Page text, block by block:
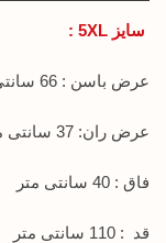
سایز 5XL :
عرض باسن : 66 سانتی متر
عرض ران: 37 سانتی متر
فاق : 40 سانتی متر
قد : 110 سانتی متر